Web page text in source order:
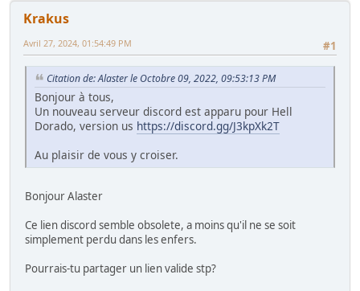
Krakus
#1
Avril 27, 2024, 01:54:49 PM
Citation de: Alaster le Octobre 09, 2022, 09:53:13 PM
Bonjour à tous,
Un nouveau serveur discord est apparu pour Hell
Dorado, version us https://discord.gg/J3kpXk2T
Au plaisir de vous y croiser.
Bonjour Alaster
Ce lien discord semble obsolete, a moins qu'il ne se soit
simplement perdu dans les enfers.
Pourrais-tu partager un lien valide stp?